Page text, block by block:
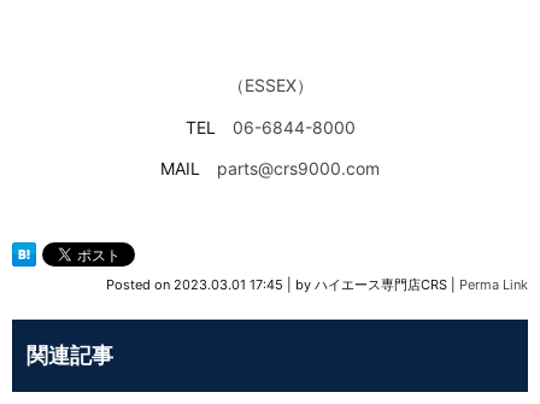
（ESSEX）
TEL 06-6844-8000
MAIL parts@crs9000.com
Posted on 2023.03.01 17:45 by ハイエース専門店CRS Perma Link
関連記事